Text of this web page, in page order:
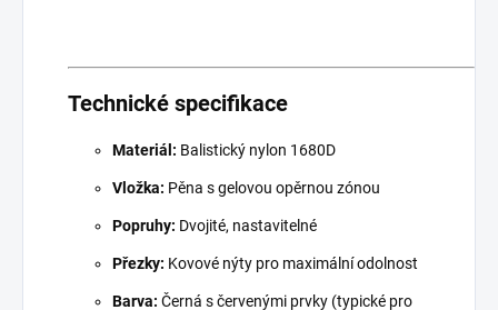
Technické specifikace
Materiál: Balistický nylon 1680D
Vložka: Pěna s gelovou opěrnou zónou
Popruhy: Dvojité, nastavitelné
Přezky: Kovové nýty pro maximální odolnost
Barva: Černá s červenými prvky (typické pro